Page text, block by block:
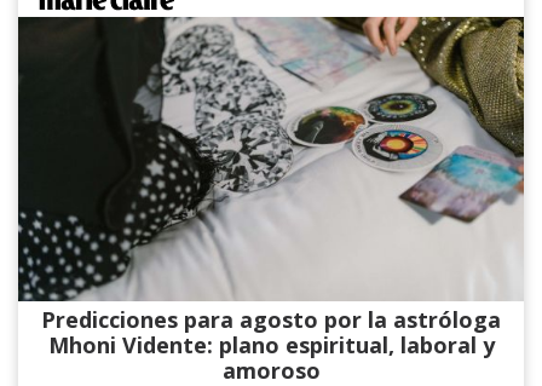
Predicciones para agosto por la astróloga
Mhoni Vidente: plano espiritual, laboral y
amoroso